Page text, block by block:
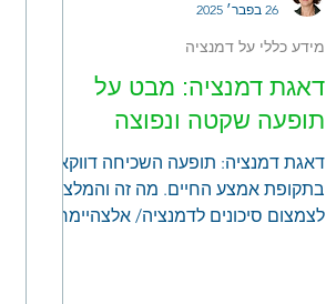
דאגת דמנציה: מבט על
תופעה שקטה ונפוצה
דאגת דמנציה: תופעה השכיחה דווקא
בתקופת אמצע החיים. מה זה והמלצות
לצמצום סיכונים לדמנציה/ אלצהיימר.
מידע כללי על דמנציה
26 בפבר׳ 2025